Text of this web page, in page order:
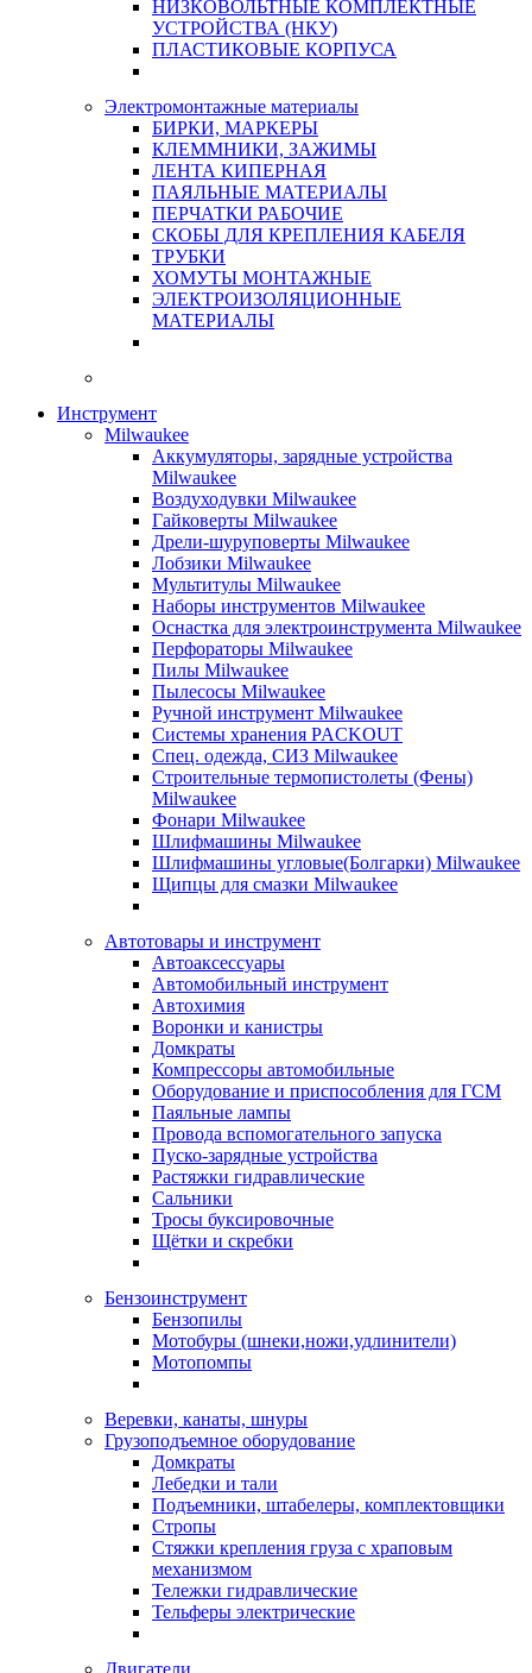
НИЗКОВОЛЬТНЫЕ КОМПЛЕКТНЫЕ
УСТРОЙСТВА (НКУ)
ПЛАСТИКОВЫЕ КОРПУСА
Электромонтажные материалы
БИРКИ, МАРКЕРЫ
КЛЕММНИКИ, ЗАЖИМЫ
ЛЕНТА КИПЕРНАЯ
ПАЯЛЬНЫЕ МАТЕРИАЛЫ
ПЕРЧАТКИ РАБОЧИЕ
СКОБЫ ДЛЯ КРЕПЛЕНИЯ КАБЕЛЯ
ТРУБКИ
ХОМУТЫ МОНТАЖНЫЕ
ЭЛЕКТРОИЗОЛЯЦИОННЫЕ
МАТЕРИАЛЫ
Инструмент
Milwaukee
Аккумуляторы, зарядные устройства
Milwaukee
Воздуходувки Milwaukee
Гайковерты Milwaukee
Дрели-шуруповерты Milwaukee
Лобзики Milwaukee
Мультитулы Milwaukee
Наборы инструментов Milwaukee
Оснастка для электроинструмента Milwaukee
Перфораторы Milwaukee
Пилы Milwaukee
Пылесосы Milwaukee
Ручной инструмент Milwaukee
Системы хранения PACKOUT
Спец. одежда, СИЗ Milwaukee
Строительные термопистолеты (Фены)
Milwaukee
Фонари Milwaukee
Шлифмашины Milwaukee
Шлифмашины угловые(Болгарки) Milwaukee
Щипцы для смазки Milwaukee
Автотовары и инструмент
Автоаксессуары
Автомобильный инструмент
Автохимия
Воронки и канистры
Домкраты
Компрессоры автомобильные
Оборудование и приспособления для ГСМ
Паяльные лампы
Провода вспомогательного запуска
Пуско-зарядные устройства
Растяжки гидравлические
Сальники
Тросы буксировочные
Щётки и скребки
Бензоинструмент
Бензопилы
Мотобуры (шнеки,ножи,удлинители)
Мотопомпы
Веревки, канаты, шнуры
Грузоподъемное оборудование
Домкраты
Лебедки и тали
Подъемники, штабелеры, комплектовщики
Стропы
Стяжки крепления груза с храповым
механизмом
Тележки гидравлические
Тельферы электрические
Двигатели